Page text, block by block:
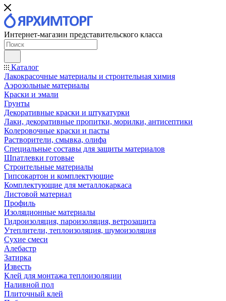
Интернет-магазин представительского класса
Каталог
Лакокрасочные материалы и строительная химия
Аэрозольные материалы
Краски и эмали
Грунты
Декоративные краски и штукатурки
Лаки, декоративные пропитки, морилки, антисептики
Колеровочные краски и пасты
Растворители, смывка, олифа
Специальные составы для защиты материалов
Шпатлевки готовые
Строительные материалы
Гипсокартон и комплектующие
Комплектующие для металлокаркаса
Листовой материал
Профиль
Изоляционные материалы
Гидроизоляция, пароизоляция, ветрозащита
Утеплители, теплоизоляция, шумоизоляция
Сухие смеси
Алебастр
Затирка
Известь
Клей для монтажа теплоизоляции
Наливной пол
Плиточный клей